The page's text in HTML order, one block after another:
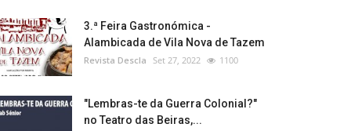
3.ª Feira Gastronómica -
Alambicada de Vila Nova de Tazem
Revista Descla Set 27, 2022 1100
"Lembras-te da Guerra Colonial?"
no Teatro das Beiras,...